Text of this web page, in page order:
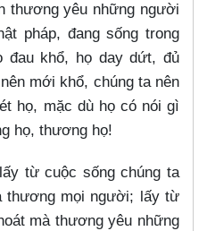
thương yêu những người
pháp, đang sống trong
đau khổ, họ day dứt, đủ
mới khổ, chúng ta nên
họ, mặc dù họ có nói gì
họ, thương họ!
từ cuộc sống chúng ta
thương mọi người; lấy từ
mà thương yêu những